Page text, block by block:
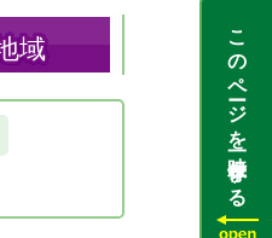
域 このページを一時保存する